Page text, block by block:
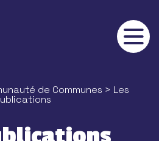
de Communes > Les
cookies